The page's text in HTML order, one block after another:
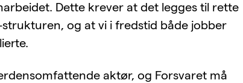
Dette krever at det legges til rette
strukturen, og at vi i fredstid både jobber
aktør, og Forsvaret må